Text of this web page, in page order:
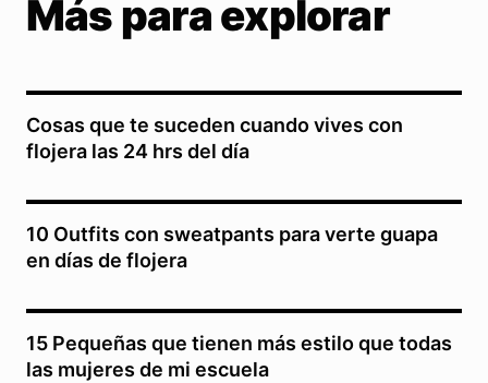
Más para explorar
Cosas que te suceden cuando vives con
flojera las 24 hrs del día
10 Outfits con sweatpants para verte guapa
en días de flojera
15 Pequeñas que tienen más estilo que todas
las mujeres de mi escuela